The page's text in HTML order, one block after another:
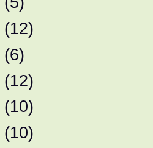
(12)
(6)
(12)
(10)
(10)